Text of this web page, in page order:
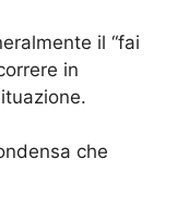
il “fai
in
che